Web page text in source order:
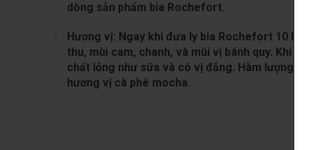
dòng sản phẩm bia Rochefort.
Hương vị: Ngay khi đưa ly bia Rochefort 10 lên
thu, mùi cam, chanh, và mùi vị bánh quy. Khi
chất lỏng như sữa và có vị đắng. Hàm lượng cồn
hương vị cà phê mocha.